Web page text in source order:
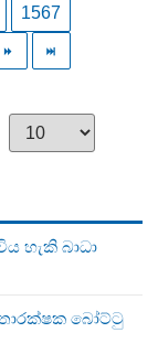
1567
හැකි බාධා
බෝට්ටු